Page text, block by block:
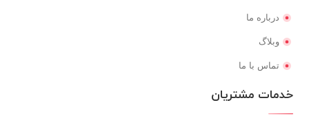
درباره ما
وبلاگ
تماس با ما
خدمات مشتریان